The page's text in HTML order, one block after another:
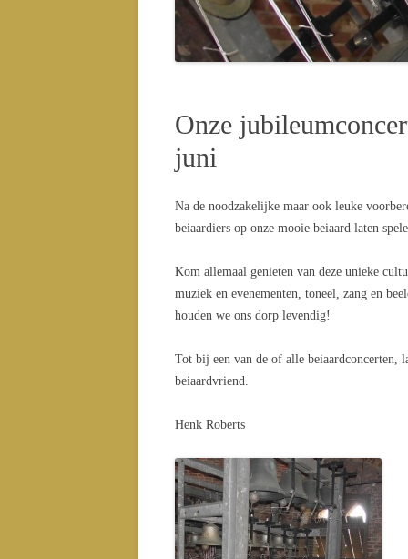
Onze
juni
Na de noodzakelijke maar ook leuke
beiaardiers op onze mooie beiaard laten
Kom allemaal genieten van deze unieke
muziek en evenementen, toneel, zang en
houden we ons dorp levendig!
Tot bij een van de of alle beiaardconcerten,
beiaardvriend.
Henk Roberts